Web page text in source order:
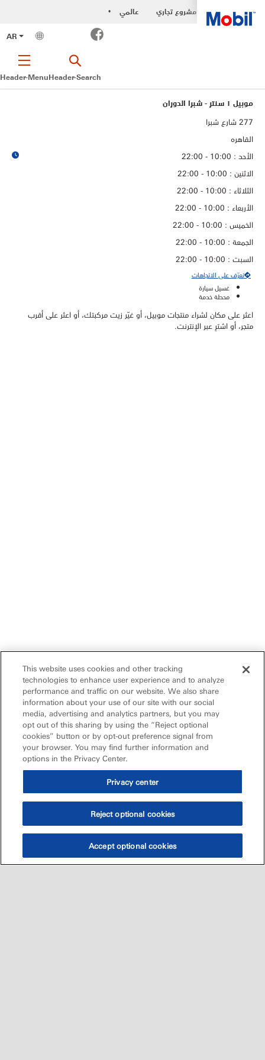
مشروع تجاري •
عالمي
AR
Facebook
Header-MenuHeader-Search
موبيل ١ سنتر - شبرا الدوران
القاهره
الأحد : 10:00 - 22:00
الاثنين : 10:00 - 22:00
الثلاثاء : 10:00 - 22:00
الأربعاء : 10:00 - 22:00
الخميس : 10:00 - 22:00
الجمعة : 10:00 - 22:00
السبت : 10:00 - 22:00
تعرّف على الاتجاهات
غسيل سيارة
محطة خدمة
اعثر على مكان لشراء منتجات موبيل، أو غيّر زيت مركبتك، أو اعثر على أقرب
متجر، أو اشترِ عبر الإنترنت.
This website uses cookies and other tracking
technologies to enhance user experience and to analyze
performance and traffic on our website. We also share
information about your use of our site with our social
media, advertising and analytics partners, but you may
opt out of this sharing by using the “Reject optional
cookies” button or by opt-out preference signal from
your browser. You may find further information and
options in the Privacy Center.
Privacy center
Reject optional cookies
Accept optional cookies